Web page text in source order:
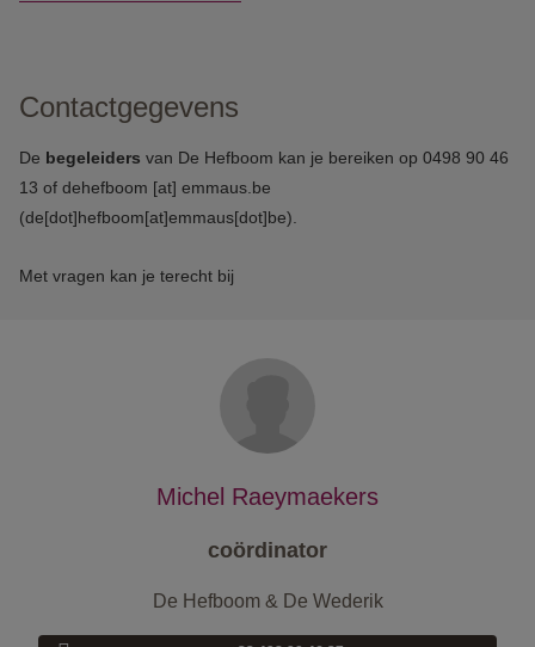
Contactgegevens
De begeleiders van De Hefboom kan je bereiken op 0498 90 46
13 of dehefboom [at] emmaus.be
(de[dot]hefboom[at]emmaus[dot]be)
Met vragen kan je terecht bij
Michel Raeymaekers
coördinator
De Hefboom & De Wederik